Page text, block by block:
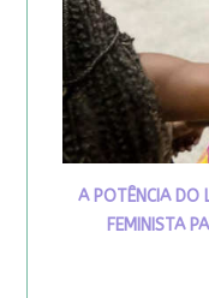
A POTÊNCIA DO
FEMINISTA